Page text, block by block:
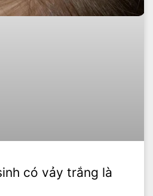
có vảy trắng là